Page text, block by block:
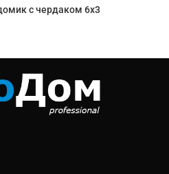
с чердаком 6х3